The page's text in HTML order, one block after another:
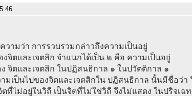
วามว่า การรวบรวมกล่าวถึงความเป็นอยู่
จิตและเจตสิก จำแนกได้เป็น ๒ คือ ความเป็นอยู่
จิตและเจตสิก ในปฏิสนธิกาล ๑ ในปวัตติกาล ๑
มเป็นไปของจิตและเจตสิกใน ปฏิสนธิกาล นั้นมีชื่อว่า
ที่ไม่อยู่ในวิถี เป็นจิตที่ไม่ใช่วิถี จึงไม่แสดง ในปริจเฉ